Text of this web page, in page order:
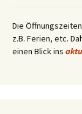
Die
z.B. Ferien, etc.
einen Blick ins